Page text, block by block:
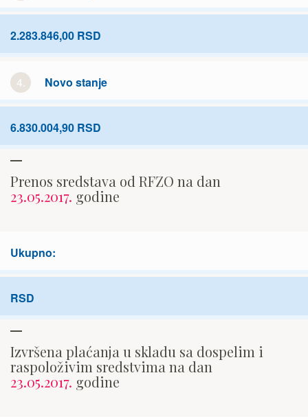
2.283.846,00 RSD
4. Novo stanje
6.830.004,90 RSD
Prenos sredstava od RFZO na dan
23.05.2017. godine
Ukupno:
RSD
Izvršena plaćanja u skladu sa dospelim i
raspoloživim sredstvima na dan
23.05.2017. godine